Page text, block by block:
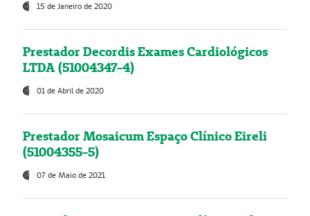
15 de Janeiro de 2020
Prestador Decordis Exames Cardiológicos
LTDA (51004347-4)
01 de Abril de 2020
Prestador Mosaicum Espaço Clínico Eireli
(51004355-5)
07 de Maio de 2021